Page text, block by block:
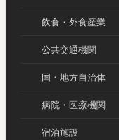
飲食・外食産業
公共交通機関
国・地方自治体
病院・医療機関
宿泊施設